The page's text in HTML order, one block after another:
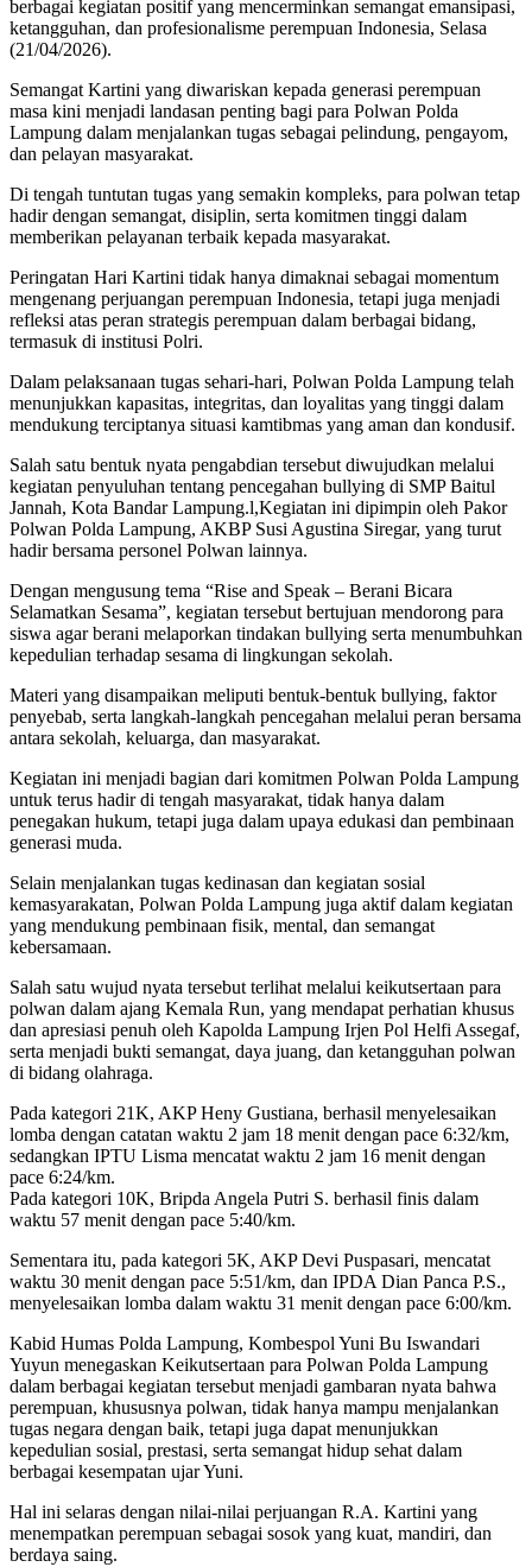
berbagai kegiatan positif yang mencerminkan semangat emansipasi,
ketangguhan, dan profesionalisme perempuan Indonesia, Selasa
(21/04/2026).
Semangat Kartini yang diwariskan kepada generasi perempuan
masa kini menjadi landasan penting bagi para Polwan Polda
Lampung dalam menjalankan tugas sebagai pelindung, pengayom,
dan pelayan masyarakat.
Di tengah tuntutan tugas yang semakin kompleks, para polwan tetap
hadir dengan semangat, disiplin, serta komitmen tinggi dalam
memberikan pelayanan terbaik kepada masyarakat.
Peringatan Hari Kartini tidak hanya dimaknai sebagai momentum
mengenang perjuangan perempuan Indonesia, tetapi juga menjadi
refleksi atas peran strategis perempuan dalam berbagai bidang,
termasuk di institusi Polri.
Dalam pelaksanaan tugas sehari-hari, Polwan Polda Lampung telah
menunjukkan kapasitas, integritas, dan loyalitas yang tinggi dalam
mendukung terciptanya situasi kamtibmas yang aman dan kondusif.
Salah satu bentuk nyata pengabdian tersebut diwujudkan melalui
kegiatan penyuluhan tentang pencegahan bullying di SMP Baitul
Jannah, Kota Bandar Lampung.l,Kegiatan ini dipimpin oleh Pakor
Polwan Polda Lampung, AKBP Susi Agustina Siregar, yang turut
hadir bersama personel Polwan lainnya.
Dengan mengusung tema “Rise and Speak – Berani Bicara
Selamatkan Sesama”, kegiatan tersebut bertujuan mendorong para
siswa agar berani melaporkan tindakan bullying serta menumbuhkan
kepedulian terhadap sesama di lingkungan sekolah.
Materi yang disampaikan meliputi bentuk-bentuk bullying, faktor
penyebab, serta langkah-langkah pencegahan melalui peran bersama
antara sekolah, keluarga, dan masyarakat.
Kegiatan ini menjadi bagian dari komitmen Polwan Polda Lampung
untuk terus hadir di tengah masyarakat, tidak hanya dalam
penegakan hukum, tetapi juga dalam upaya edukasi dan pembinaan
generasi muda.
Selain menjalankan tugas kedinasan dan kegiatan sosial
kemasyarakatan, Polwan Polda Lampung juga aktif dalam kegiatan
yang mendukung pembinaan fisik, mental, dan semangat
kebersamaan.
Salah satu wujud nyata tersebut terlihat melalui keikutsertaan para
polwan dalam ajang Kemala Run, yang mendapat perhatian khusus
dan apresiasi penuh oleh Kapolda Lampung Irjen Pol Helfi Assegaf,
serta menjadi bukti semangat, daya juang, dan ketangguhan polwan
di bidang olahraga.
Pada kategori 21K, AKP Heny Gustiana, berhasil menyelesaikan
lomba dengan catatan waktu 2 jam 18 menit dengan pace 6:32/km,
sedangkan IPTU Lisma mencatat waktu 2 jam 16 menit dengan
pace 6:24/km.
Pada kategori 10K, Bripda Angela Putri S. berhasil finis dalam
waktu 57 menit dengan pace 5:40/km.
Sementara itu, pada kategori 5K, AKP Devi Puspasari, mencatat
waktu 30 menit dengan pace 5:51/km, dan IPDA Dian Panca P.S.,
menyelesaikan lomba dalam waktu 31 menit dengan pace 6:00/km.
Kabid Humas Polda Lampung, Kombespol Yuni Bu Iswandari
Yuyun menegaskan Keikutsertaan para Polwan Polda Lampung
dalam berbagai kegiatan tersebut menjadi gambaran nyata bahwa
perempuan, khususnya polwan, tidak hanya mampu menjalankan
tugas negara dengan baik, tetapi juga dapat menunjukkan
kepedulian sosial, prestasi, serta semangat hidup sehat dalam
berbagai kesempatan ujar Yuni.
Hal ini selaras dengan nilai-nilai perjuangan R.A. Kartini yang
menempatkan perempuan sebagai sosok yang kuat, mandiri, dan
berdaya saing.